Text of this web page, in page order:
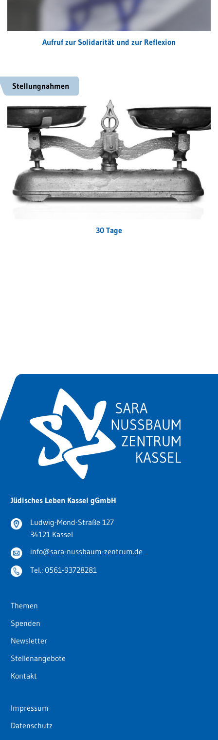
Aufruf zur Solidarität und zur Reflexion
Stellungnahmen
30 Tage
Jüdisches Leben Kassel gGmbH
Ludwig-Mond-Straße 127
34121 Kassel
info@sara-nussbaum-zentrum.de
Tel.: 0561-93728281
Themen
Spenden
Newsletter
Stellenangebote
Kontakt
Impressum
Datenschutz